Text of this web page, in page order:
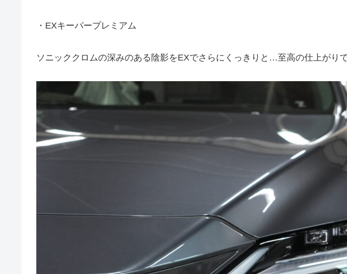
・EXキーパープレミアム
ソニッククロムの深みのある陰影をEXでさらにくっきりと…至高の仕上がりで